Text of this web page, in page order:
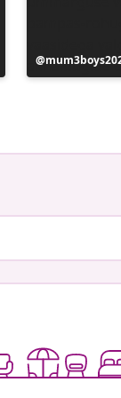
Postitus
avaldatud